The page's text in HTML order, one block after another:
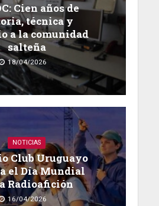
Cien años de
técnica y
a la comunidad
salteña
18/04/2026
NOTICIAS
Club Uruguayo
el Día Mundial
Radioafición
16/04/2026